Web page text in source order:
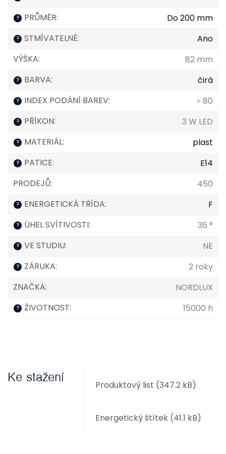
? PRŮMĚR: Do 200 mm
? STMÍVATELNÉ:
Ano
VÝŠKA: 82 mm
? BARVA: čirá
? INDEX PODÁNÍ BAREV: > 80
? PŘÍKON: 3 W LED
? MATERIÁL: plast
? PATICE:
E14
PRODEJŮ: 450
? ENERGETICKÁ TŘÍDA: F
? ÚHEL SVÍTIVOSTI: 36 °
? VE STUDIU: NE
? ZÁRUKA:
2 roky
ZNAČKA: NORDLUX
? ŽIVOTNOST: 15000 h
Ke stažení
Produktový list (347.2 kB)
Energetický štítek (41.1 kB)